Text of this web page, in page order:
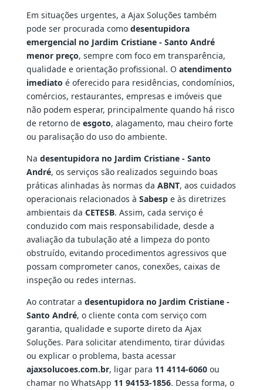
Em situações urgentes, a Ajax Soluções também
pode ser procurada como desentupidora
emergencial no Jardim Cristiane - Santo André
menor preço, sempre com foco em transparência,
qualidade e orientação profissional. O atendimento
imediato é oferecido para residências, condomínios,
comércios, restaurantes, empresas e imóveis que
não podem esperar, principalmente quando há risco
de retorno de esgoto, alagamento, mau cheiro forte
ou paralisação do uso do ambiente.
Na desentupidora no Jardim Cristiane - Santo
André, os serviços são realizados seguindo boas
práticas alinhadas às normas da ABNT, aos cuidados
operacionais relacionados à Sabespe às diretrizes
ambientais da CETESB. Assim, cada serviço é
conduzido com mais responsabilidade, desde a
avaliação da tubulação até a limpeza do ponto
obstruído, evitando procedimentos agressivos que
possam comprometer canos, conexões, caixas de
inspeção ou redes internas.
Ao contratar a desentupidora no Jardim Cristiane -
Santo André, o cliente conta com serviço com
garantia, qualidade e suporte direto da Ajax
Soluções. Para solicitar atendimento, tirar dúvidas
ou explicar o problema, basta acessar
ajaxsolucoes.com.br, ligar para 11 4114-6060ou
chamar no WhatsApp 11 94153-1856. Dessa forma, o